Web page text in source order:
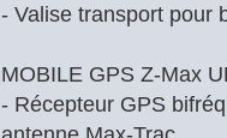
- Valise transport pour
MOBILE GPS Z-Max
- Récepteur GPS